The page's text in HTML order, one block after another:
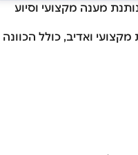
מענה מקצועי וסיוע
ואדיב, כולל הכוונה